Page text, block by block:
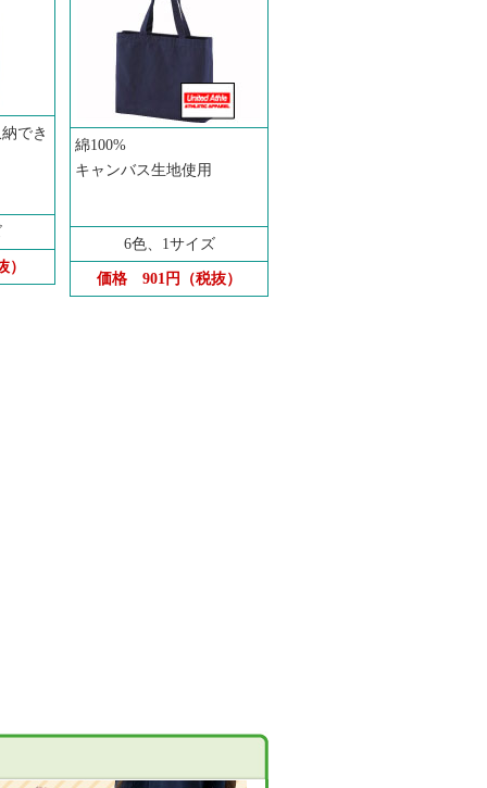
でき
）
綿100%
キャンバス生地使用
6色、1サイズ
価格 901円（税抜）